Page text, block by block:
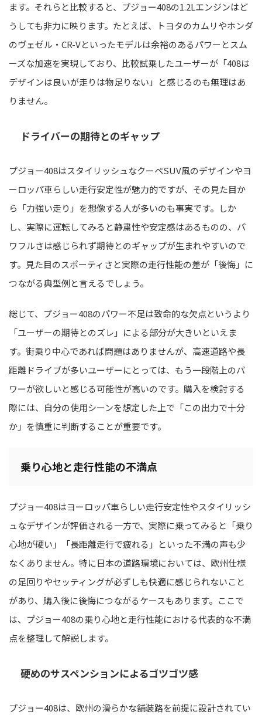
ます。それらと比較すると、プジョー408の1.2Lエンジンはど
うしても非力に映ります。たとえば、トヨタのカムリやホンダ
のヴェゼル・CR-Vといったモデルは余裕のあるパワーとスム
ーズな加速を実現しており、比較試乗したユーザーが「408は
デザインは良いが走りは物足りない」と感じるのも無理はあ
りません。
ドライバーの期待とのギャップ
プジョー408はスタイリッシュなクーペSUV風のデザインやヨ
ーロッパ車らしい走行安定性が魅力的ですが、その見た目か
ら「力強い走り」を想像する人が多いのも事実です。しか
し、実際に運転してみると静粛性や安定感はあるものの、パ
ワフルさは感じられず期待とのギャップが生まれやすいので
す。見た目のスポーティさと実際の走行性能の差が「後悔」に
つながる典型例と言えるでしょう。
総じて、プジョー408のパワー不足は致命的な欠点というより
「ユーザーの期待とのズレ」による部分が大きいといえま
す。街乗り中心であれば問題はありませんが、高速道路や長
距離ドライブが多いユーザーにとっては、もう一段階上のパ
ワーが欲しいと感じる可能性が高いのです。購入を検討する
際には、自分の使用シーンを想定した上で「この出力で十分
か」を慎重に判断することが重要です。
乗り心地と走行性能の不満点
プジョー408はヨーロッパ車らしい走行安定性やスタイリッシ
ュなデザインが評価される一方で、実際に乗ってみると「乗り
心地が硬い」「長距離走行で疲れる」といった不満の声も少
なくありません。特に日本の道路環境においては、欧州仕様
の足回りやセッティングが必ずしも快適に感じられないこと
があり、購入後に後悔につながるケースもあります。ここで
は、プジョー408の乗り心地と走行性能における代表的な不満
点を整理して解説します。
硬めのサスペンションによるゴツゴツ感
プジョー408は、欧州の滑らかな舗装路を前提に設計されてい